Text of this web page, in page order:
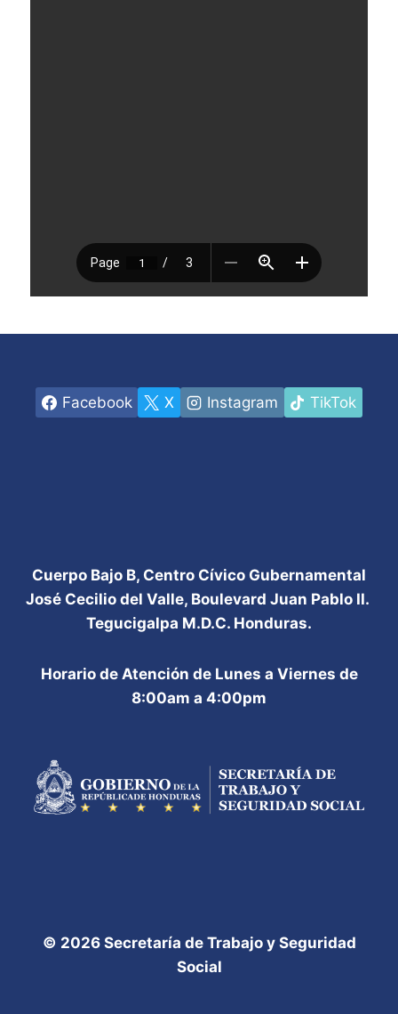
Facebook X Instagram TikTok
Cuerpo Bajo B, Centro Cívico Gubernamental
José Cecilio del Valle, Boulevard Juan Pablo II.
Tegucigalpa M.D.C. Honduras.
Horario de Atención de Lunes a Viernes de
8:00am a 4:00pm
© 2026 Secretaría de Trabajo y Seguridad
Social